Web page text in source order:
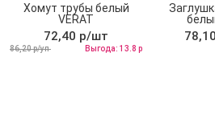
Хомут трубы белый
VERAT
72,40 р/шт
86,20 р/уп Выгода: 13.8 р